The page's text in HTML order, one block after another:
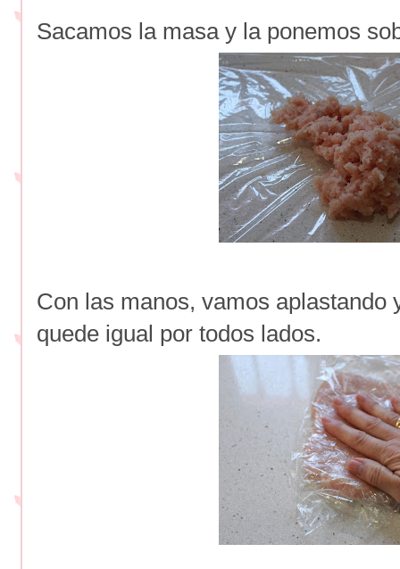
Sacamos la masa y la ponemos
Con las manos, vamos aplastando
quede igual por todos lados.